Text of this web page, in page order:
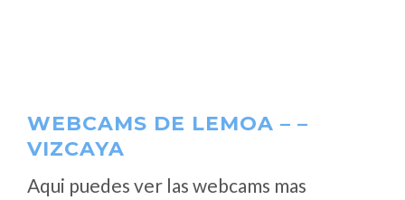
WEBCAMS DE LEMOA – –
VIZCAYA
Aqui puedes ver las webcams mas